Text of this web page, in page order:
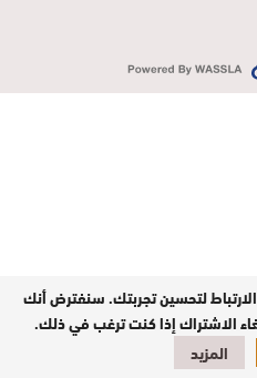
لتحسين تجربتك. سنفترض أنك
الاشتراك إذا كنت ترغب في ذلك.
المزيد